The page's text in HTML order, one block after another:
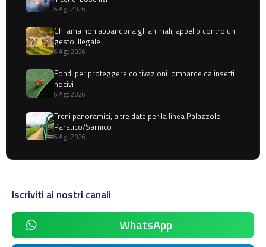
6 Ago 2026
Chi ama non abbandona gli animali, appello contro un
gesto illegale
6 Ago 2026
Fondi per proteggere coltivazioni lombarde da insetti
nocivi
6 Ago 2026
Treni panoramici, altre date per la linea Palazzolo-
Paratico/Sarnico
6 Ago 2026
Iscriviti ai nostri canali
WhatsApp